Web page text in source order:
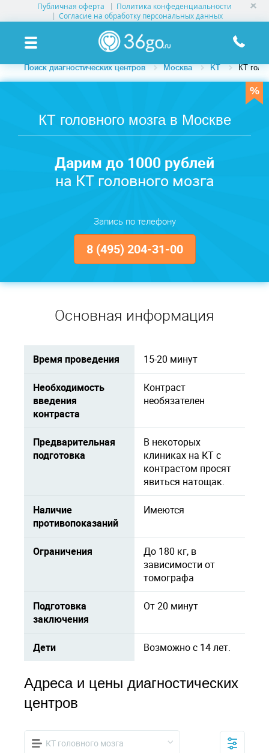
Публичная оферта
Политика конфеденциальности
Согласие на обработку персональных данных
УСЛУГИ КЛИНИК
КЛИНИКИ НА КАРТЕ
ПАМЯТКА ПАЦИЕНТУ
Поиск диагностических центров Москва КТ КТ
КТ головного мозга в Москве
Дарим до 1000 рублей
на КТ головного мозга
Запись по телефону
8 (495) 204-31-00
Основная информация
Время проведения 15-20 минут
Необходимость
введения
контраста
Контраст
необязателен
Предварительная
подготовка
В некоторых
клиниках на КТ с
контрастом просят
явиться натощак.
Наличие
противопоказаний
Имеются
Ограничения
До 180 кг, в
зависимости от
томографа
Подготовка
заключения
От 20 минут
Дети Возможно с 14 лет.
Адреса и цены диагностических
центров
КТ головного мозга